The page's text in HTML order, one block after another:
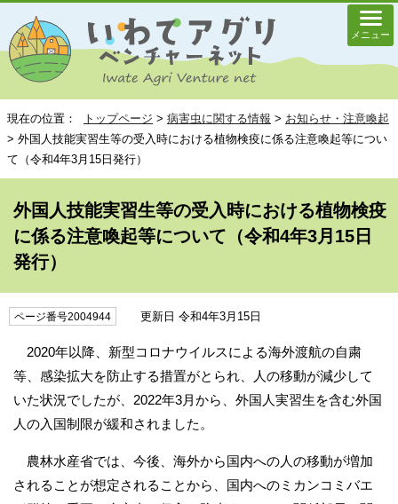
メニュー
現在の位置： トップページ > 病害虫に関する情報 > お知らせ・注意喚起
> 外国人技能実習生等の受入時における植物検疫に係る注意喚起等につい
て（令和4年3月15日発行）
外国人技能実習生等の受入時における植物検疫
に係る注意喚起等について（令和4年3月15日
発行）
ページ番号2004944 更新日 令和4年3月15日
2020年以降、新型コロナウイルスによる海外渡航の自粛
等、感染拡大を防止する措置がとられ、人の移動が減少して
いた状況でしたが、2022年3月から、外国人実習生を含む外国
人の入国制限が緩和されました。
農林水産省では、今後、海外から国内への人の移動が増加
されることが想定されることから、国内へのミカンコミバエ